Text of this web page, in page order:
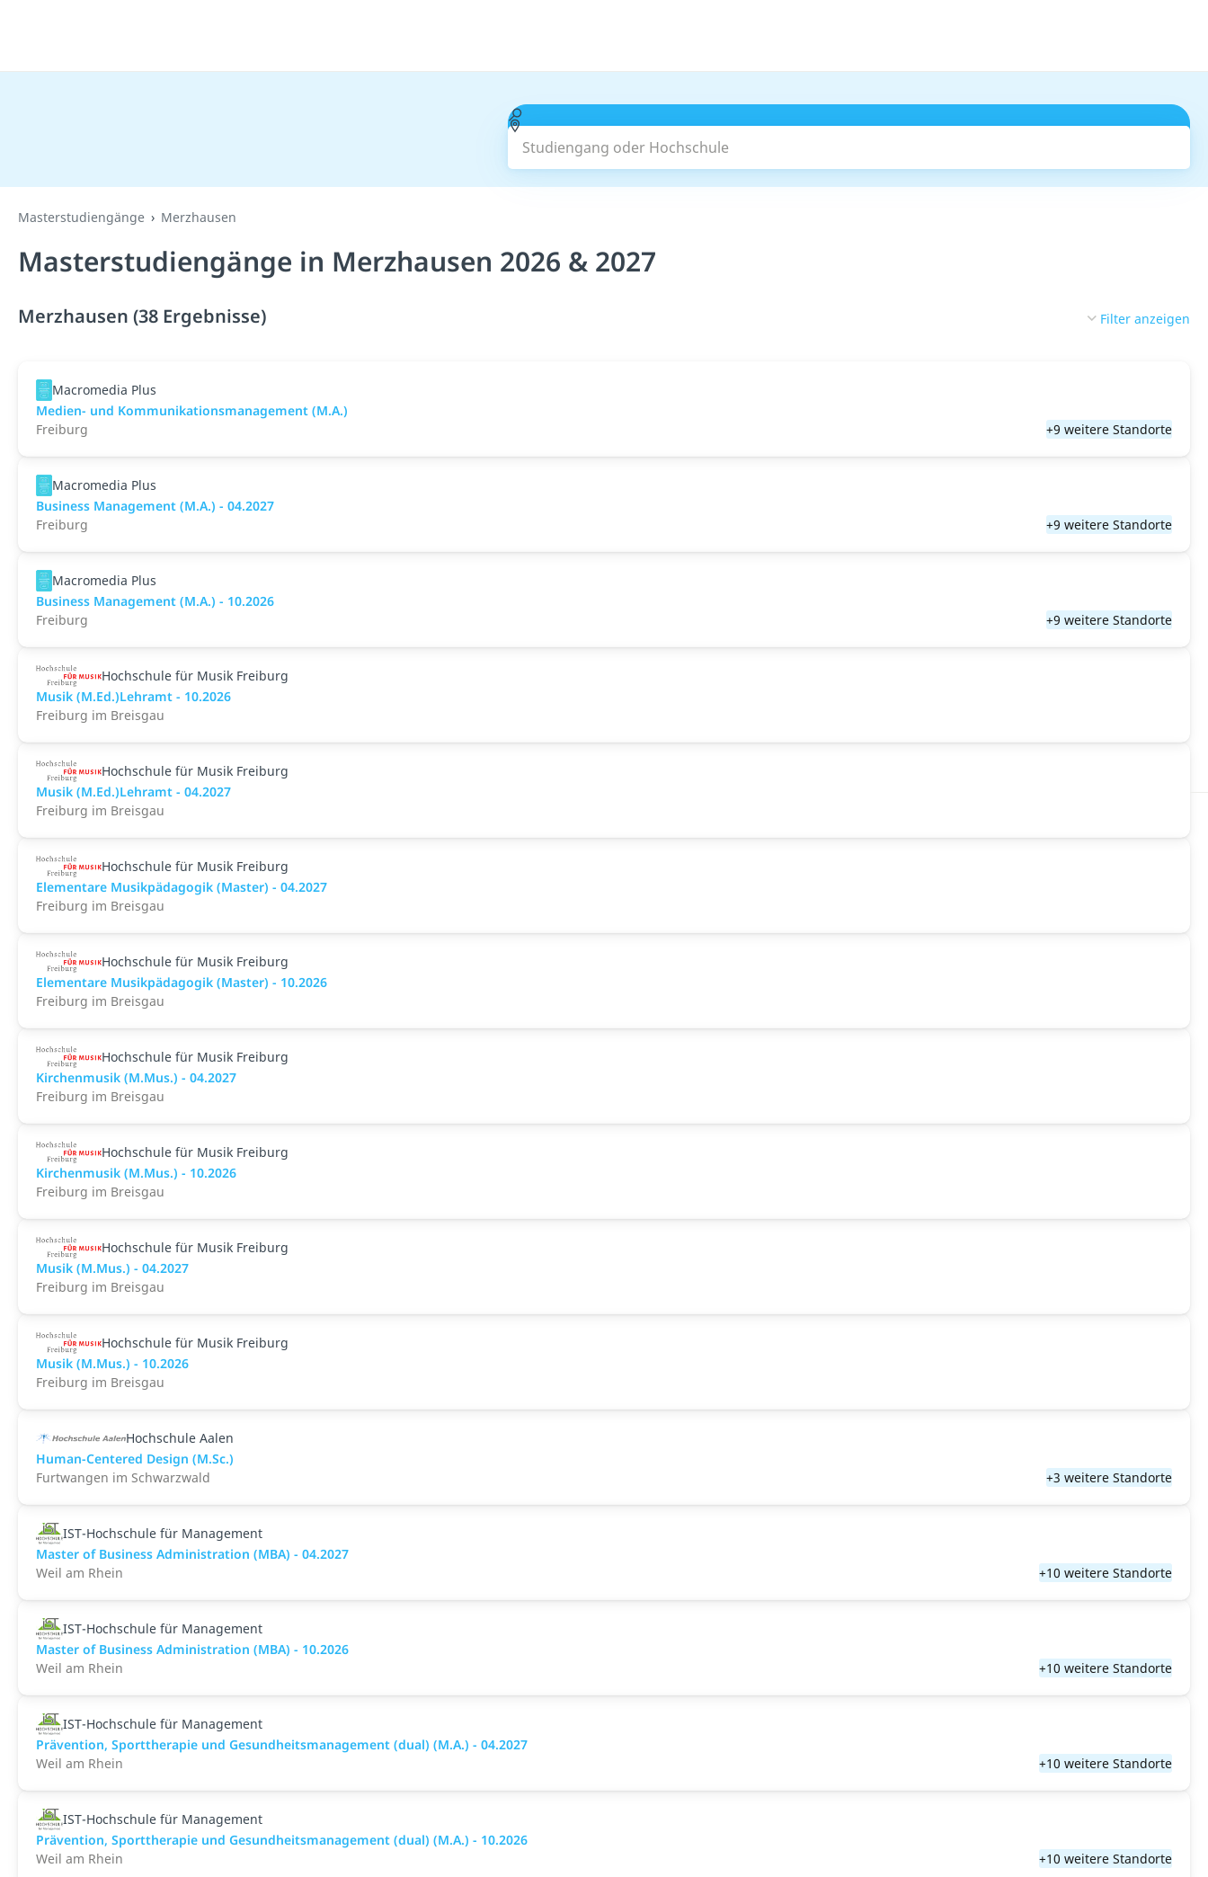
Studiengang oder Hochschule
Masterstudiengänge Merzhausen
Masterstudiengänge in Merzhausen 2026 & 2027
Merzhausen (38 Ergebnisse) Filter anzeigen
Macromedia Plus
Medien- und Kommunikations­management (M.A.)
Freiburg
+9 weitere Standorte
Macromedia Plus
Business Management (M.A.) - 04.2027
Freiburg
+9 weitere Standorte
Macromedia Plus
Business Management (M.A.) - 10.2026
Freiburg
+9 weitere Standorte
Hochschule für Musik Freiburg
Musik (M.Ed.)Lehramt - 10.2026
Freiburg im Breisgau
Hochschule für Musik Freiburg
Musik (M.Ed.)Lehramt - 04.2027
Freiburg im Breisgau
Hochschule für Musik Freiburg
Elementare Musikpädagogik (Master) - 04.2027
Freiburg im Breisgau
Hochschule für Musik Freiburg
Elementare Musikpädagogik (Master) - 10.2026
Freiburg im Breisgau
Hochschule für Musik Freiburg
Kirchenmusik (M.Mus.) - 04.2027
Freiburg im Breisgau
Hochschule für Musik Freiburg
Kirchenmusik (M.Mus.) - 10.2026
Freiburg im Breisgau
Hochschule für Musik Freiburg
Musik (M.Mus.) - 04.2027
Freiburg im Breisgau
Hochschule für Musik Freiburg
Musik (M.Mus.) - 10.2026
Freiburg im Breisgau
Hochschule Aalen
Human-Centered Design (M.Sc.)
Furtwangen im Schwarzwald
+3 weitere Standorte
IST-Hochschule für Management
Master of Business Administration (MBA) - 04.2027
Weil am Rhein
+10 weitere Standorte
IST-Hochschule für Management
Master of Business Administration (MBA) - 10.2026
Weil am Rhein
+10 weitere Standorte
IST-Hochschule für Management
Prävention, Sporttherapie und Gesundheitsmanagement (dual) (M.A.) - 04.2027
Weil am Rhein
+10 weitere Standorte
IST-Hochschule für Management
Prävention, Sporttherapie und Gesundheitsmanagement (dual) (M.A.) - 10.2026
Weil am Rhein
+10 weitere Standorte